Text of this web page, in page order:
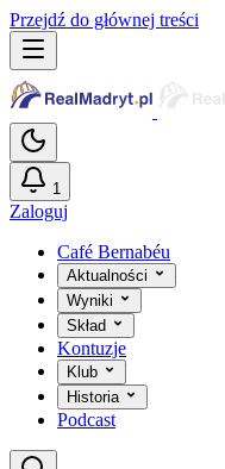
Przejdź do głównej treści
1
Zaloguj
Café Bernabéu
Aktualności
Wyniki
Skład
Kontuzje
Klub
Historia
Podcast